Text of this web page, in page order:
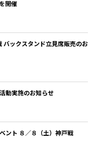
開催
バックスタンド立見席販売のお
動実施のお知らせ
ント ８／８（土）神戸戦